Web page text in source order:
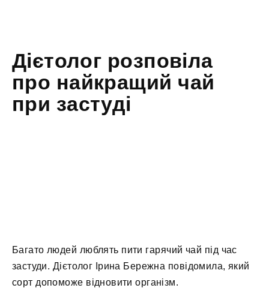
Дієтолог розповіла
про найкращий чай
при застуді
Багато людей люблять пити гарячий чай під час
застуди. Дієтолог Ірина Бережна повідомила, який
сорт допоможе відновити організм.